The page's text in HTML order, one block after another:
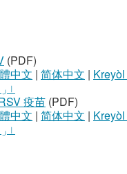
(PDF)
中文 | 简体中文 |
疫苗 (PDF)
中文 | 简体中文 |